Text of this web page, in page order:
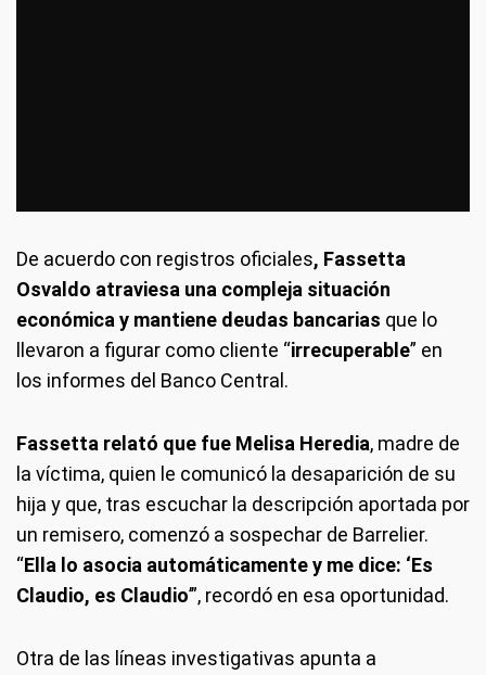
De acuerdo con registros oficiales, Fassetta
Osvaldo atraviesa una compleja situación
económica y mantiene deudas bancarias que lo
llevaron a figurar como cliente “irrecuperable” en
los informes del Banco Central.
Fassetta relató que fue Melisa Heredia, madre de
la víctima, quien le comunicó la desaparición de su
hija y que, tras escuchar la descripción aportada por
un remisero, comenzó a sospechar de Barrelier.
“Ella lo asocia automáticamente y me dice: ‘Es
Claudio, es Claudio’”, recordó en esa oportunidad.
Otra de las líneas investigativas apunta a